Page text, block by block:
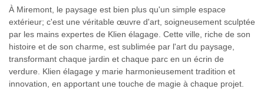
À Miremont, le paysage est bien plus qu'un simple espace
extérieur; c'est une véritable œuvre d'art, soigneusement sculptée
par les mains expertes de Klien élagage. Cette ville, riche de son
histoire et de son charme, est sublimée par l'art du paysage,
transformant chaque jardin et chaque parc en un écrin de
verdure. Klien élagage y marie harmonieusement tradition et
innovation, en apportant une touche de magie à chaque projet.